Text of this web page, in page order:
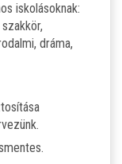
iskolásoknak:
dráma,